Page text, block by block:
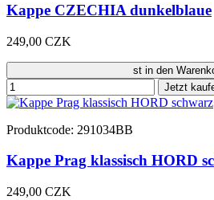
Kappe CZECHIA dunkelblaue
249,00 CZK
st in den
Jetzt
Produktcode: 291034BB
Kappe Prag klassisch HORD
249,00 CZK